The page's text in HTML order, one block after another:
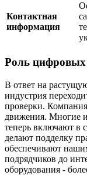
Контактная
информация
Роль цифровых
В ответ на
индустрия
проверки.
движения. Многие
теперь включают в
делают подделку
обеспечивают
подрядчиков до
оборудования -